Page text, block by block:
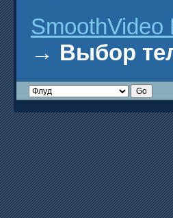
SmoothVideo
→ Выбор